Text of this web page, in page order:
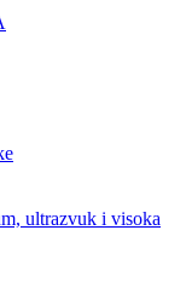
ultrazvuk i visoka